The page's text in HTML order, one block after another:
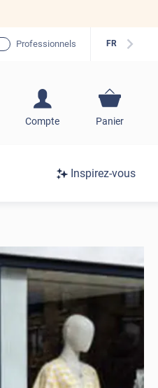
Professionnels FR
Compte
S'inscrire / Se
Panier
Inspirez-vous